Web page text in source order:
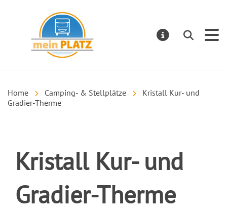
Suchen
Home Camping- & Stellplätze
Kristall Kur- und
Gradier-Therme
Kristall Kur- und
Gradier-Therme